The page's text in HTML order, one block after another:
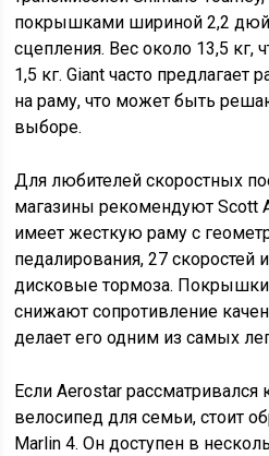
покрышками шириной 2,2
сцепления. Вес около 13,5 кг,
1,5 кг. Giant часто
на раму, что может быть
выборе.
Для любителей скоростных
магазины рекомендуют Scott
имеет жесткую раму с
педалирования, 27 скоростей
дисковые тормоза.
снижают сопротивление
делает его одним из самых
Если Aerostar
велосипед для семьи, стоит
Marlin 4. Он доступен в